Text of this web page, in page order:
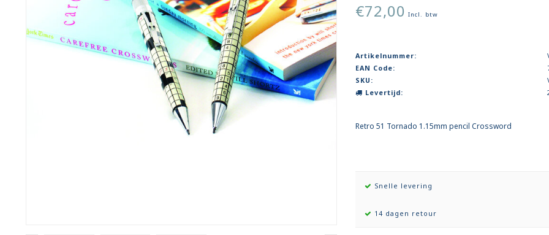
€72,00 Incl. btw
Artikelnummer:
EAN Code:
SKU:
Levertijd:
Retro 51 Tornado 1.15mm pencil Crossword
Snelle levering
14 dagen retour